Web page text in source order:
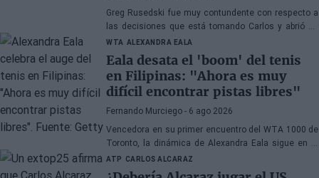
Greg Rusedski fue muy contundente con respecto a
las decisiones que está tomando Carlos y abrió un
melón importante: ¿volverá a jugar en lo que resta de
2026?
WTA ALEXANDRA EALA
Eala desata el 'boom' del tenis
en Filipinas: "Ahora es muy
difícil encontrar pistas libres"
Fernando Murciego - 6 ago 2026
Vencedora en su primer encuentro del WTA 1000 de
Toronto, la dinámica de Alexandra Eala sigue en la
cresta de la ola, incluso a muchos de kilómetros de
Canadá.
ATP CARLOS ALCARAZ